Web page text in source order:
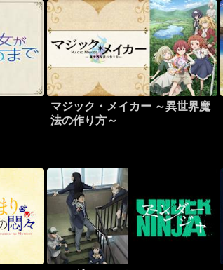
マジック・メイカー ～異世界魔
法の作り方～